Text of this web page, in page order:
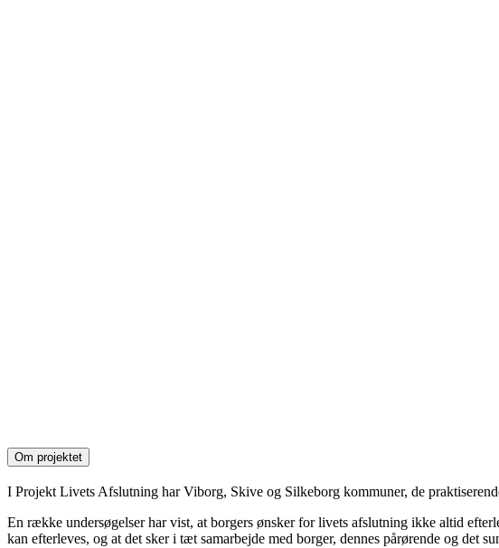
Om projektet
I Projekt Livets Afslutning har Viborg, Skive og Silkeborg kommuner, de
En række undersøgelser har vist, at borgers ønsker for livets afslutning ikke altid
kan efterleves, og at det sker i tæt samarbejde med borger, dennes pårørende og det